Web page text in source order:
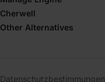
Cherwell
Other Alternatives
Datenschutzbestimmungen